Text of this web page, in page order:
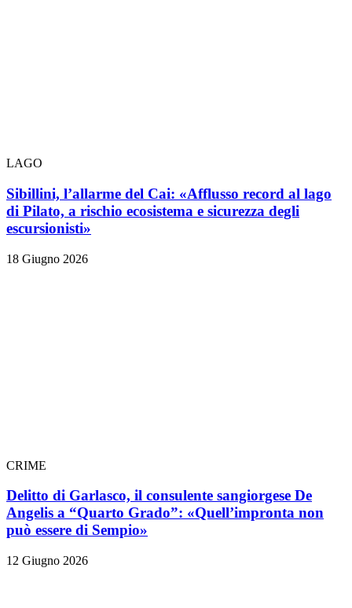
LAGO
Sibillini, l’allarme del Cai: «Afflusso record al lago
di Pilato, a rischio ecosistema e sicurezza degli
escursionisti»
18 Giugno 2026
CRIME
Delitto di Garlasco, il consulente sangiorgese De
Angelis a “Quarto Grado”: «Quell’impronta non
può essere di Sempio»
12 Giugno 2026